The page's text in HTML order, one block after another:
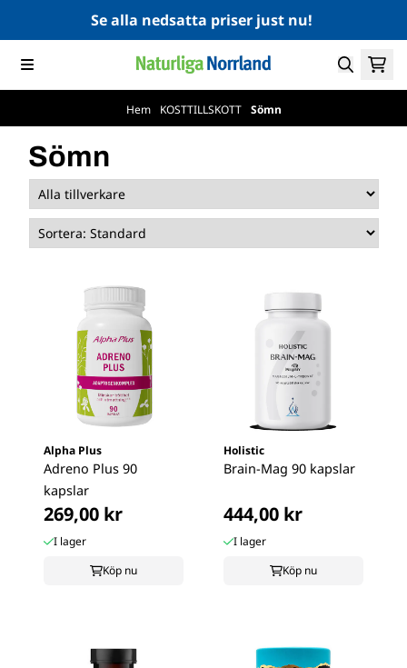
Hoppa till innehållSe alla nedsatta priser just nu!
Hem KOSTTILLSKOTT Sömn
Sömn
Alpha Plus
Adreno Plus 90
kapslar
269,00 kr
I lager
Köp nu
Holistic
Brain-Mag 90 kapslar
444,00 kr
I lager
Köp nu